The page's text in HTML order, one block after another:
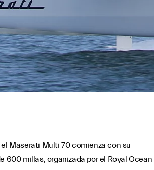
Maserati Multi 70 comienza con su
600 millas, organizada por el Royal Ocean